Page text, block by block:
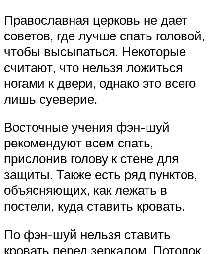
Православная церковь не дает
советов, где лучше спать головой,
чтобы высыпаться. Некоторые
считают, что нельзя ложиться
ногами к двери, однако это всего
лишь суеверие.
Восточные учения фэн-шуй
рекомендуют всем спать,
прислонив голову к стене для
защиты. Также есть ряд пунктов,
объясняющих, как лежать в
постели, куда ставить кровать.
По фэн-шуй нельзя ставить
кровать перед зеркалом. Потолок